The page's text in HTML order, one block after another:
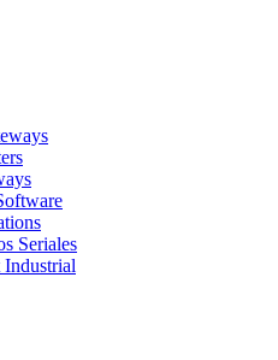
Seriales
Industrial